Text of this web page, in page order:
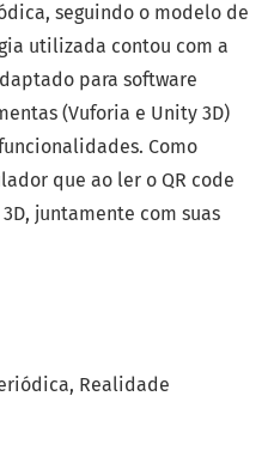
Realidade
seguindo o modelo de
utilizada contou com a
para software
(Vuforia e Unity 3D)
Como
que ao ler o QR code
juntamente com suas